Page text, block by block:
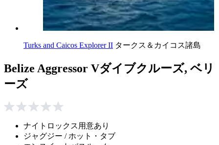
Turks and Caicos Explorer II タークス＆カイコス諸島
Belize Aggressor Vダイブクルーズ, ベリ
ーズ
ナイトロックス用意あり
ジャグジー / ホット・タブ